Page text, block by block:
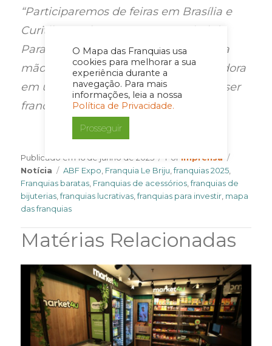
O Mapa das Franquias usa
cookies para melhorar a sua
experiência durante a
navegação. Para mais
informações, leia a nossa
Política de Privacidade.
Prosseguir
“Participaremos de feiras em Brasília e
Curitiba em breve e, para a capital do
Paraná, temos uma franquia chave na
mão, que já é operada pela franqueadora
em um importante shopping e pode ser
franqueada”, comenta a executiva.
Publicado em 16 de junho de 2025 Por Author
Imprensa
Notícia
Tags
ABF Expo, Franquia Le Briju,franquias 2025,
Franquias baratas, Franquias de acessórios,franquias de
bijuterias,franquias lucrativas,franquias para investir, mapa
das franquias
Matérias Relacionadas